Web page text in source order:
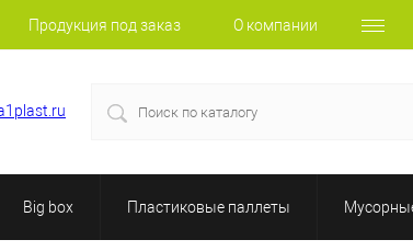
Продукция под заказ О компании
Big box Пластиковые паллеты